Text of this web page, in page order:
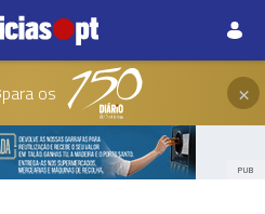
para os ×
PUB